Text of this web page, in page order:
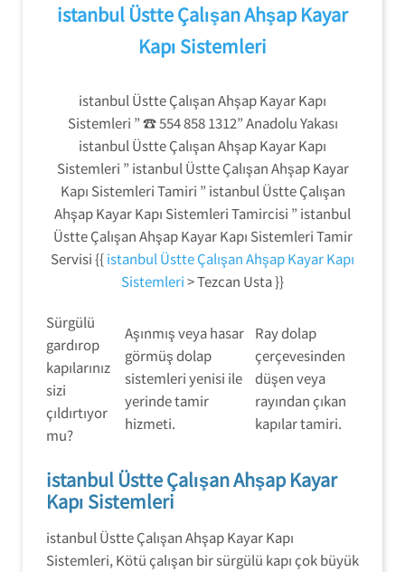
istanbul Üstte Çalışan Ahşap Kayar
Kapı Sistemleri
istanbul Üstte Çalışan Ahşap Kayar Kapı
Sistemleri ” ☎ 554 858 1312” Anadolu Yakası
istanbul Üstte Çalışan Ahşap Kayar Kapı
Sistemleri ” istanbul Üstte Çalışan Ahşap Kayar
Kapı Sistemleri Tamiri ” istanbul Üstte Çalışan
Ahşap Kayar Kapı Sistemleri Tamircisi ” istanbul
Üstte Çalışan Ahşap Kayar Kapı Sistemleri Tamir
Servisi {{istanbul Üstte Çalışan Ahşap Kayar Kapı
Sistemleri> Tezcan Usta }}
Sürgülü
gardırop
kapılarınız
sizi
çıldırtıyor
mu?
Aşınmış veya hasar
görmüş dolap
sistemleri yenisi ile
yerinde tamir
hizmeti.
Ray dolap
çerçevesinden
düşen veya
rayından çıkan
kapılar tamiri.
istanbul Üstte Çalışan Ahşap Kayar
Kapı Sistemleri
istanbul Üstte Çalışan Ahşap Kayar Kapı
Sistemleri, Kötü çalışan bir sürgülü kapı çok büyük